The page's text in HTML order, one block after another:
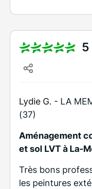
5
Lydie G. - LA
(37)
Aménagement
et sol LVT à La-
Très bons
les peintures